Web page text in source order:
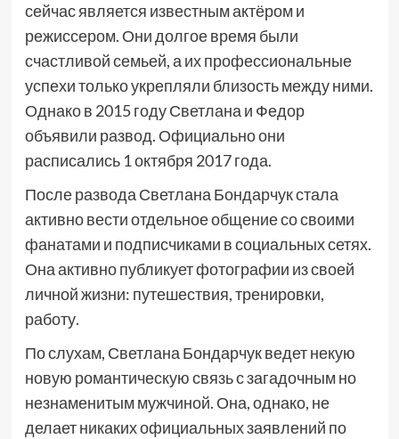
сейчас является известным актёром и
режиссером. Они долгое время были
счастливой семьей, а их профессиональные
успехи только укрепляли близость между ними.
Однако в 2015 году Светлана и Федор
объявили развод. Официально они
расписались 1 октября 2017 года.
После развода Светлана Бондарчук стала
активно вести отдельное общение со своими
фанатами и подписчиками в социальных сетях.
Она активно публикует фотографии из своей
личной жизни: путешествия, тренировки,
работу.
По слухам, Светлана Бондарчук ведет некую
новую романтическую связь с загадочным но
незнаменитым мужчиной. Она, однако, не
делает никаких официальных заявлений по